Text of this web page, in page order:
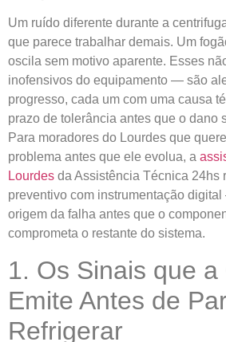
Um ruído diferente durante a
que parece trabalhar demais. Um
oscila sem motivo aparente. Esses
inofensivos do equipamento — são
progresso, cada um com uma causa
prazo de tolerância antes que o dano
Para moradores do Lourdes que
problema antes que ele evolua, a
Lourdes da Assistência Técnica 24hs
preventivo com instrumentação
origem da falha antes que o
comprometa o restante do sistema.
1. Os Sinais que
Emite Antes de
Refrigerar